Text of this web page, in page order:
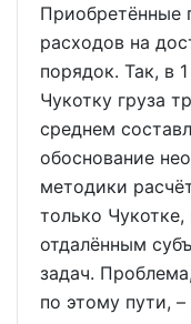
Приобретённые
расходов на
порядок. Так, в
Чукотку груза
среднем
обоснование
методики
только
отдалённым
задач.
по этому пути,